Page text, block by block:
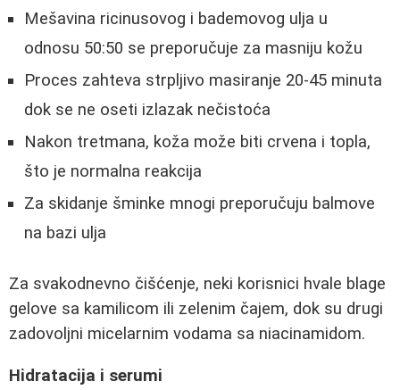
Mešavina ricinusovog i bademovog ulja u
odnosu 50:50 se preporučuje za masniju kožu
Proces zahteva strpljivo masiranje 20-45 minuta
dok se ne oseti izlazak nečistoća
Nakon tretmana, koža može biti crvena i topla,
što je normalna reakcija
Za skidanje šminke mnogi preporučuju balmove
na bazi ulja
Za svakodnevno čišćenje, neki korisnici hvale blage
gelove sa kamilicom ili zelenim čajem, dok su drugi
zadovoljni micelarnim vodama sa niacinamidom.
Hidratacija i serumi